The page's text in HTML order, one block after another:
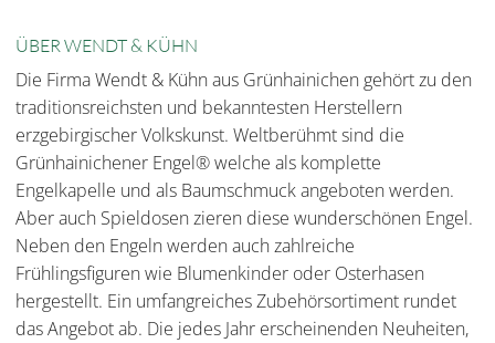
ÜBER WENDT & KÜHN
Die Firma Wendt & Kühn aus Grünhainichen gehört zu den
traditionsreichsten und bekanntesten Herstellern
erzgebirgischer Volkskunst. Weltberühmt sind die
Grünhainichener Engel® welche als komplette
Engelkapelle und als Baumschmuck angeboten werden.
Aber auch Spieldosen zieren diese wunderschönen Engel.
Neben den Engeln werden auch zahlreiche
Frühlingsfiguren wie Blumenkinder oder Osterhasen
hergestellt. Ein umfangreiches Zubehörsortiment rundet
das Angebot ab. Die jedes Jahr erscheinenden Neuheiten,